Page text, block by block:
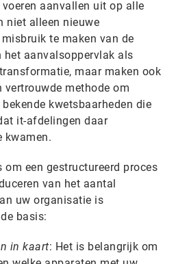
aanvallen uit op alle
niet alleen nieuwe
te maken van de
het aanvalsoppervlak als
maar maken ook
vertrouwde methode om
kwetsbaarheden die
it-afdelingen daar
kwamen.
om een gestructureerd proces
van het aantal
uw organisatie is
basis:
in kaart: Het is belangrijk om